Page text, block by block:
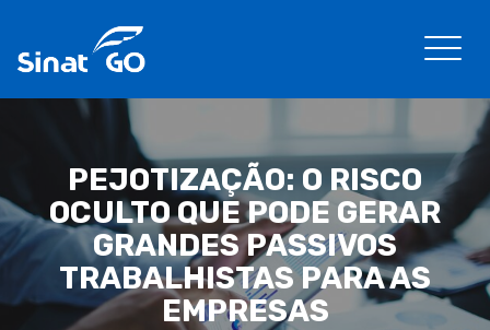
PEJOTIZAÇÃO: O RISCO
OCULTO QUE PODE GERAR
GRANDES PASSIVOS
TRABALHISTAS PARA AS
EMPRESAS